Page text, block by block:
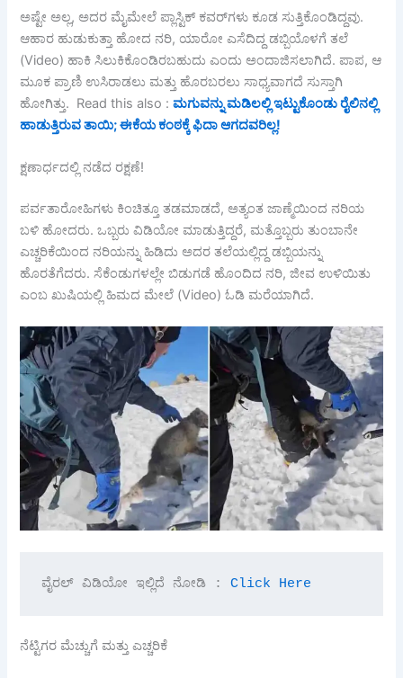
ಅಷ್ಟೇ ಅಲ್ಲ, ಅದರ ಮೈಮೇಲೆ ಪ್ಲಾಸ್ಟಿಕ್ ಕವರ್‌ಗಳು ಕೂಡ ಸುತ್ತಿಕೊಂಡಿದ್ದವು.
ಆಹಾರ ಹುಡುಕುತ್ತಾ ಹೋದ ನರಿ, ಯಾರೋ ಎಸೆದಿದ್ದ ಡಬ್ಬಿಯೊಳಗೆ ತಲೆ
(Video) ಹಾಕಿ ಸಿಲುಕಿಕೊಂಡಿರಬಹುದು ಎಂದು ಅಂದಾಜಿಸಲಾಗಿದೆ. ಪಾಪ, ಆ
ಮೂಕ ಪ್ರಾಣಿ ಉಸಿರಾಡಲು ಮತ್ತು ಹೊರಬರಲು ಸಾಧ್ಯವಾಗದೆ ಸುಸ್ತಾಗಿ
ಹೋಗಿತ್ತು. Read this also :ಮಗುವನ್ನು ಮಡಿಲಲ್ಲಿ ಇಟ್ಟುಕೊಂಡು ರೈಲಿನಲ್ಲಿ
ಹಾಡುತ್ತಿರುವ ತಾಯಿ; ಈಕೆಯ ಕಂಠಕ್ಕೆ ಫಿದಾ ಆಗದವರಿಲ್ಲ!
ಕ್ಷಣಾರ್ಧದಲ್ಲಿ ನಡೆದ ರಕ್ಷಣೆ!
ಪರ್ವತಾರೋಹಿಗಳು ಕಿಂಚಿತ್ತೂ ತಡಮಾಡದೆ, ಅತ್ಯಂತ ಜಾಣ್ಮೆಯಿಂದ ನರಿಯ
ಬಳಿ ಹೋದರು. ಒಬ್ಬರು ವಿಡಿಯೋ ಮಾಡುತ್ತಿದ್ದರೆ, ಮತ್ತೊಬ್ಬರು ತುಂಬಾನೇ
ಎಚ್ಚರಿಕೆಯಿಂದ ನರಿಯನ್ನು ಹಿಡಿದು ಅದರ ತಲೆಯಲ್ಲಿದ್ದ ಡಬ್ಬಿಯನ್ನು
ಹೊರತೆಗೆದರು. ಸೆಕೆಂಡುಗಳಲ್ಲೇ ಬಿಡುಗಡೆ ಹೊಂದಿದ ನರಿ, ಜೀವ ಉಳಿಯಿತು
ಎಂಬ ಖುಷಿಯಲ್ಲಿ ಹಿಮದ ಮೇಲೆ (Video) ಓಡಿ ಮರೆಯಾಗಿದೆ.
ವೈರಲ್ ವಿಡಿಯೋ ಇಲ್ಲಿದೆ ನೋಡಿ : Click Here
ನೆಟ್ಟಿಗರ ಮೆಚ್ಚುಗೆ ಮತ್ತು ಎಚ್ಚರಿಕೆ